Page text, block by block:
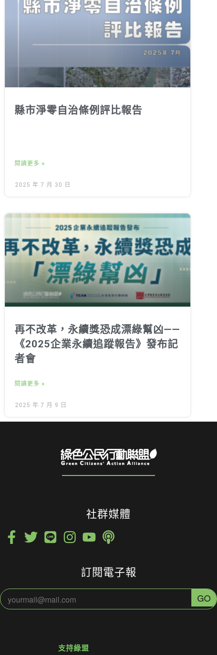
縣市淨零自治條例評比報告
閱讀更多 »
2025 年 7 月 30 日
再不改革，永續獎恐成漂綠幫凶——
《2025企業永續追蹤報告》發布記
者會
閱讀更多 »
2025 年 7 月 9 日
社群媒體
訂閱電子報
支持綠盟